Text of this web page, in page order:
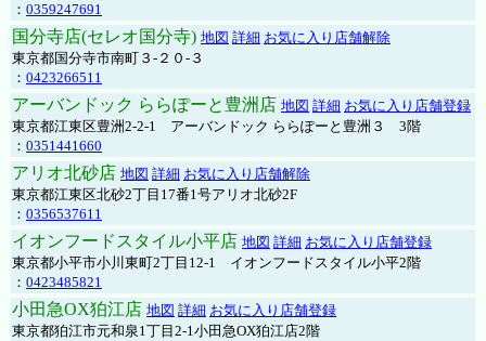
： 0359247691
国分寺店(セレオ国分寺) 地図 詳細 お気に入り店舗解除
東京都国分寺市南町３-２０-３
： 0423266511
アーバンドック ららぽーと豊洲店 地図 詳細 お気に入り店舗登録
東京都江東区豊洲2-2-1 アーバンドック ららぽーと豊洲３ 3階
： 0351441660
アリオ北砂店 地図 詳細 お気に入り店舗解除
東京都江東区北砂2丁目17番1号アリオ北砂2F
： 0356537611
イオンフードスタイル小平店 地図 詳細 お気に入り店舗登録
東京都小平市小川東町2丁目12-1 イオンフードスタイル小平2階
： 0423485821
小田急OX狛江店 地図 詳細 お気に入り店舗登録
東京都狛江市元和泉1丁目2-1小田急OX狛江店2階